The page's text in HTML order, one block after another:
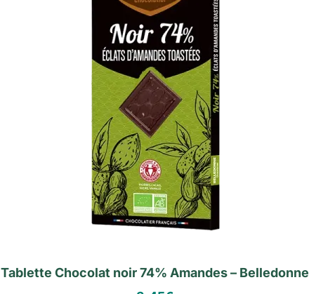
Tablette Chocolat noir 74% Amandes – Belledonne